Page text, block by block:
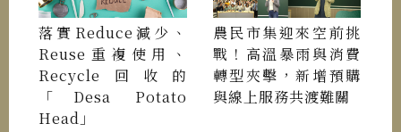
落實Reduce減少、
Reuse重複使用、
Recycle回收的
「Desa Potato
Head」
農民市集迎來空前挑
戰！高溫暴雨與消費
轉型夾擊，新增預購
與線上服務共渡難關